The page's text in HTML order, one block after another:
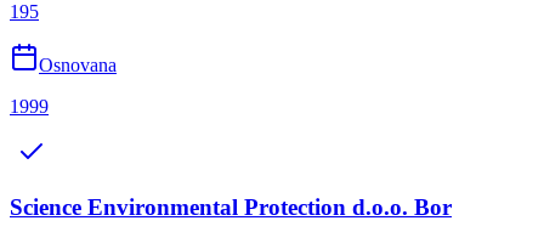
195
Osnovana
1999
Science Environmental Protection d.o.o. Bor